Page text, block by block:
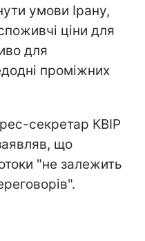
умови Ірану,
ціни для
для
проміжних
секретар КВІР
що
"не залежить